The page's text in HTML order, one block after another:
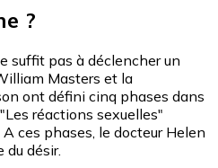
?
suffit pas à déclencher un
Masters et la
ont défini cinq phases dans
réactions sexuelles"
ces phases, le docteur Helen
du désir.